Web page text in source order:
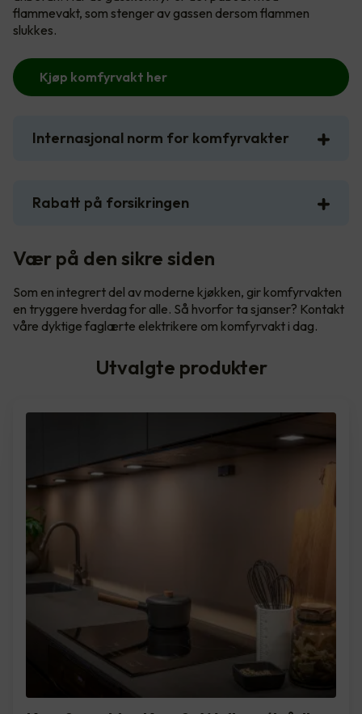
flammevakt, som stenger av gassen dersom flammen
slukkes.
Kjøp komfyrvakt her
Internasjonal norm for komfyrvakter
Rabatt på forsikringen
Vær på den sikre siden
Som en integrert del av moderne kjøkken, gir komfyrvakten
en tryggere hverdag for alle. Så hvorfor ta sjanser? Kontakt
våre dyktige faglærte elektrikere om komfyrvakt i dag.
Utvalgte produkter